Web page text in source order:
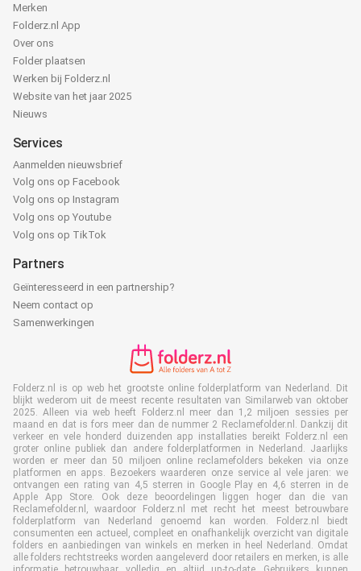
Merken
Folderz.nl App
Over ons
Folder plaatsen
Werken bij Folderz.nl
Website van het jaar 2025
Nieuws
Services
Aanmelden nieuwsbrief
Volg ons op Facebook
Volg ons op Instagram
Volg ons op Youtube
Volg ons op TikTok
Partners
Geïnteresseerd in een partnership?
Neem contact op
Samenwerkingen
Folderz.nl is op web het grootste online folderplatform van Nederland. Dit
blijkt wederom uit de meest recente resultaten van Similarweb van oktober
2025. Alleen via web heeft Folderz.nl meer dan 1,2 miljoen sessies per
maand en dat is fors meer dan de nummer 2 Reclamefolder.nl. Dankzij dit
verkeer en vele honderd duizenden app installaties bereikt Folderz.nl een
groter online publiek dan andere folderplatformen in Nederland. Jaarlijks
worden er meer dan 50 miljoen online reclamefolders bekeken via onze
platformen en apps. Bezoekers waarderen onze service al vele jaren: we
ontvangen een rating van 4,5 sterren in Google Play en 4,6 sterren in de
Apple App Store. Ook deze beoordelingen liggen hoger dan die van
Reclamefolder.nl, waardoor Folderz.nl met recht het meest betrouwbare
folderplatform van Nederland genoemd kan worden. Folderz.nl biedt
consumenten een actueel, compleet en onafhankelijk overzicht van digitale
folders en aanbiedingen van winkels en merken in heel Nederland. Omdat
alle folders rechtstreeks worden aangeleverd door retailers en merken, is alle